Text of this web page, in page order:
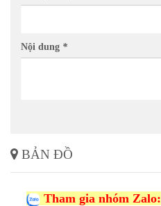
Nội dung *
BẢN ĐỒ
Tham gia nhóm Zalo: